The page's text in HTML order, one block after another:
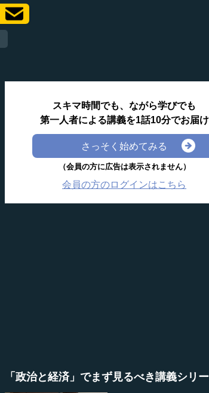
スキマ時間でも、ながら学びでも
第一人者による講義を1話10分でお届け
さっそく始めてみる
（会員の方に広告は表示されません）
会員の方のログインはこちら
「政治と経済」でまず見るべき講義シリ